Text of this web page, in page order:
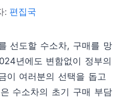
: 편집국
선도할 수소차, 구매를 망
년에도 변함없이 정부의
이 여러분의 선택을 돕고
수소차의 초기 구매 부담